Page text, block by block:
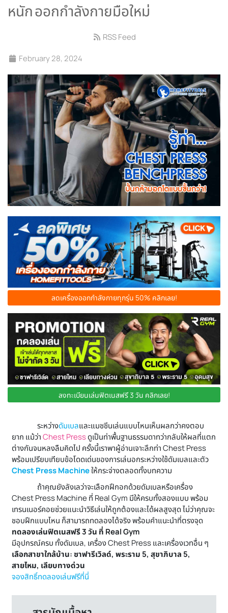
February 28, 2024
ลดเครื่องออกกำลังกายทุกรุ่น 50% คลิกเลย!
ลงทะเบียนเล่นฟิตเนสฟรี 3 วัน คลิกเลย!
ระหว่างดัมเบลและแมชชีนเล่นแบบไหนเห็นผลกว่าคงตอบ
ยาก แม้ว่าChest Pressดูเป็นท่าพื้นฐานธรรมดาทว่ากลับให้ผลที่แตก
ต่างกันจนหลงลืมคิดไป ครั้งนี้เราพาผู้อ่านเจาะลึกท่า Chest Press
พร้อมเปรียบเทียบข้อโดดเด่นของการเล่นอกระหว่างใช้ดัมเบลและตัว
Chest Press Machineให้กระจ่างตลอดทั้งบทความ
ถ้าคุณยังลังเลว่าจะเลือกฝึกอกด้วยดัมเบลหรือเครื่อง
Chest Press Machine ที่ Real Gym มีให้ครบทั้งสองแบบ พร้อม
เทรนเนอร์คอยช่วยแนะนำวิธีเล่นให้ถูกต้องและได้ผลสูงสุด ไม่ว่าคุณจะ
ชอบฝึกแบบไหน ก็สามารถทดลองได้จริง พร้อมคำแนะนำที่ตรงจุด
ทดลองเล่นฟิตเนสฟรี 3 วัน ที่ Real Gym
มีอุปกรณ์ครบ ทั้งดัมเบล, เครื่อง Chest Press และเครื่องเวทอื่น ๆ
เลือกสาขาใกล้บ้าน: ซาฟารีเวิลด์, พระราม 5, สุขาภิบาล 5,
สายไหม, เลียบทางด่วน
จองสิทธิ์ทดลองเล่นฟรีที่นี่
หนักออกกำลังกายมือใหม่
RSS Feed